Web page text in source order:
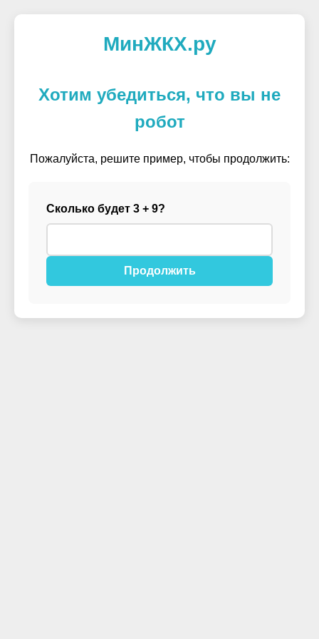
МинЖКХ.ру
Хотим убедиться, что вы не
робот
Пожалуйста, решите пример, чтобы продолжить:
Сколько будет 3 + 9?
Продолжить